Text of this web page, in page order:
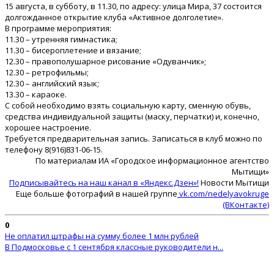
15 августа, в субботу, в 11.30, по адресу: улица Мира, 37 состоится
долгожданное открытие клуба «Активное долголетие».
В программе мероприятия:
11.30 – утренняя гимнастика;
11.30 – бисероплетение и вязание;
12.30 – правополушарное рисование «Одуванчик»;
12.30 – ретрофильмы;
12.30 – английский язык;
13.30 – караоке.
С собой необходимо взять социальную карту, сменную обувь,
средства индивидуальной защиты (маску, перчатки) и, конечно,
хорошее настроение.
Требуется предварительная запись. Записаться в клуб можно по
телефону 8(916)831-06-15.
По материалам ИА «Городское информационное агентство
Мытищи»
Подписывайтесь на наш канал в «Яндекс.Дзен»! Новости Мытищи
Еще больше фотографий в нашей группе vk.com/nedelyavokruge
(ВКонтакте)
0
Не оплатил штрафы на сумму более 1 млн рублей
В Подмосковье с 1 сентября классные руководители н...